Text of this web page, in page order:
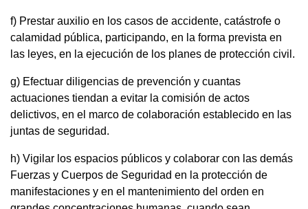
f) Prestar auxilio en los casos de accidente, catástrofe o
calamidad pública, participando, en la forma prevista en
las leyes, en la ejecución de los planes de protección civil.
g) Efectuar diligencias de prevención y cuantas
actuaciones tiendan a evitar la comisión de actos
delictivos, en el marco de colaboración establecido en las
juntas de seguridad.
h) Vigilar los espacios públicos y colaborar con las demás
Fuerzas y Cuerpos de Seguridad en la protección de
manifestaciones y en el mantenimiento del orden en